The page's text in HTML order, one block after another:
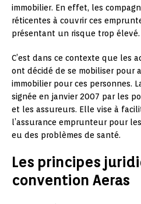
immobilier. En effet, les
réticentes à couvrir ces
présentant un risque trop élevé.
C’est dans ce contexte que les
ont décidé de se mobiliser pour
immobilier pour ces personnes.
signée en janvier 2007 par les
et les assureurs. Elle vise à
l’assurance emprunteur pour
eu des problèmes de santé.
Les principes
convention Aeras